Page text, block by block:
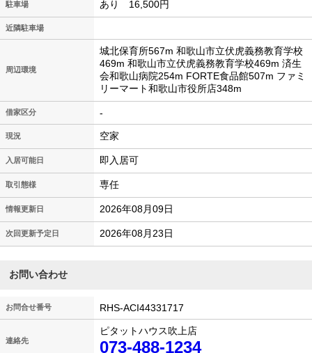
駐車場 あり 16,500円
近隣駐車場
周辺環境
城北保育所567m 和歌山市立伏虎義務教育学校
469m 和歌山市立伏虎義務教育学校469m 済生
会和歌山病院254m FORTE食品館507m ファミ
リーマート和歌山市役所店348m
借家区分 -
現況 空家
入居可能日 即入居可
取引態様 専任
情報更新日 2026年08月09日
次回更新予定日 2026年08月23日
お問い合わせ
お問合せ番号 RHS-ACI44331717
連絡先
ピタットハウス吹上店
073-488-1234